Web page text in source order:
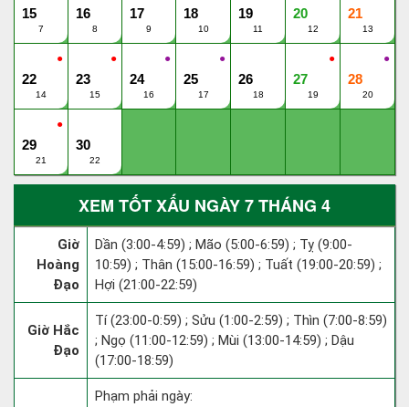
15
7
16
8
17
9
18
10
19
11
20
12
21
13
●
22
14
●
23
15
●
24
16
●
25
17
26
18
●
27
19
●
28
20
●
29
21
30
22
XEM TỐT XẤU NGÀY 7 THÁNG 4
Giờ
Hoàng
Đạo
Dần (3:00-4:59) ; Mão (5:00-6:59) ; Tỵ (9:00-
10:59) ; Thân (15:00-16:59) ; Tuất (19:00-20:59) ;
Hợi (21:00-22:59)
Giờ Hắc
Đạo
Tí (23:00-0:59) ; Sửu (1:00-2:59) ; Thìn (7:00-8:59)
; Ngọ (11:00-12:59) ; Mùi (13:00-14:59) ; Dậu
(17:00-18:59)
Phạm phải ngày: